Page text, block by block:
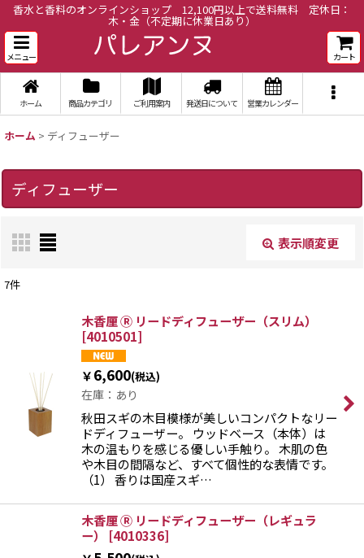
香水と香料のオンラインショップ 12,100円以上で送料無料 定休日：
木・金（不定期に休業日あり）
メニュー カート
ホーム 商品カテゴリ ご利用案内 発送日について 営業カレンダー
ホーム > ディフューザー
ディフューザー
表示順変更
絞り込む
閉じる
7件
木香厘 Ⓡ リードディフューザー（スリム）
[4010501]
￥6,600(税込)
在庫：あり
秋田スギの木目模様が美しいコンパクトなリー
ドディフューザー。 ウッドベース（本体）は
木の温もりを感じる優しい手触り。 木肌の色
や木目の間隔など、すべて個性的な表情です。
（1） 香りは国産スギ…
木香厘 Ⓡ リードディフューザー（レギュラ
ー）
[4010336]